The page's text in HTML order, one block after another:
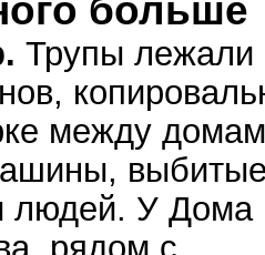
больше
Трупы лежали
между
людей. У Дома
рядом с